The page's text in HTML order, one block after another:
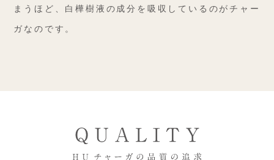
まうほど、 白樺樹液の成分を吸収しているのがチャー
ガなのです。